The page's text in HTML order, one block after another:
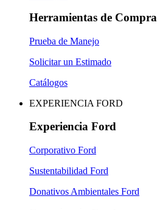
Herramientas de Compra
Prueba de Manejo
Solicitar un Estimado
Catálogos
EXPERIENCIA FORD
Experiencia Ford
Corporativo Ford
Sustentabilidad Ford
Donativos Ambientales Ford